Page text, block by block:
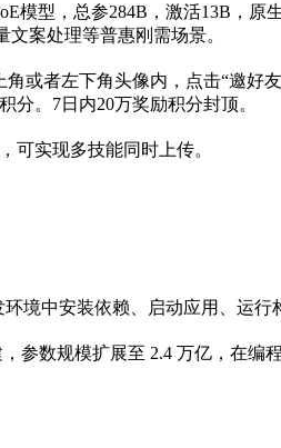
模型，总参284B，激活13B，
案处理等普惠刚需场景。
角或者左下角头像内，点击“邀
分。7日内20万奖励积分封顶。
可实现多技能同时上传。
境中安装依赖、启动应用、运
，参数规模扩展至 2.4 万亿，在